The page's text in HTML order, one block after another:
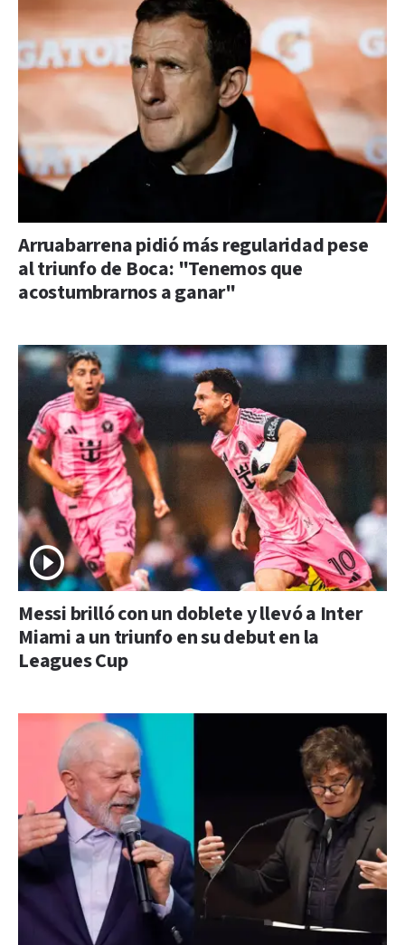
Arruabarrena pidió más regularidad pese
al triunfo de Boca: "Tenemos que
acostumbrarnos a ganar"
Messi brilló con un doblete y llevó a Inter
Miami a un triunfo en su debut en la
Leagues Cup